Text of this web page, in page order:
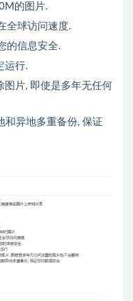
的图片.
全球访问速度.
的信息安全.
运行.
图片, 即使是多年无任何
和异地多重备份, 保证